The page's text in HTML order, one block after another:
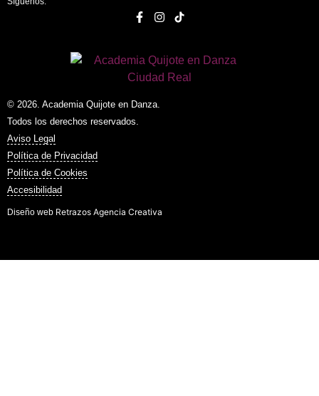
© 2026. Academia Quijote en Danza.
Todos los derechos reservados.
Aviso Legal
Política de Privacidad
Política de Cookies
Accesibilidad
Diseño web Retrazos Agencia Creativa